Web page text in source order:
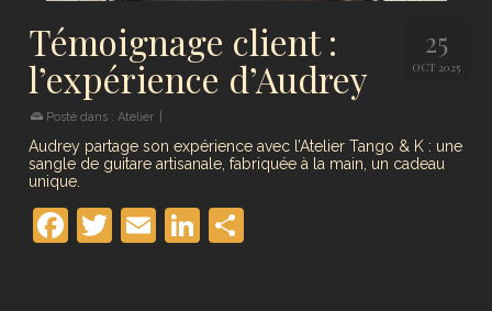
25
OCT 2025
Témoignage client :
l’expérience d’Audrey
Posté dans : Atelier
Audrey partage son expérience avec l’Atelier Tango & K : une
sangle de guitare artisanale, fabriquée à la main, un cadeau
unique.
Facebook
Twitter
EmailLinkedIn